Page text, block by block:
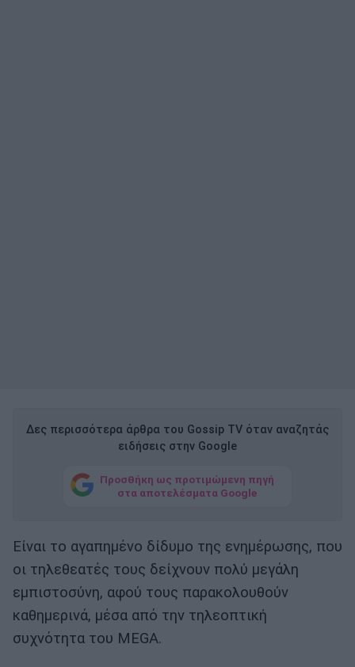
Δες περισσότερα άρθρα του Gossip TV όταν αναζητάς
ειδήσεις στην Google
Προσθήκη ως προτιμώμενη πηγή
στα αποτελέσματα Google
Είναι το αγαπημένο δίδυμο της ενημέρωσης, που
οι τηλεθεατές τους δείχνουν πολύ μεγάλη
εμπιστοσύνη, αφού τους παρακολουθούν
καθημερινά, μέσα από την τηλεοπτική
συχνότητα του MEGA.